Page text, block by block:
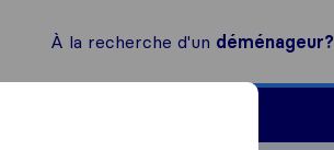
À la recherche d'un déménageur?